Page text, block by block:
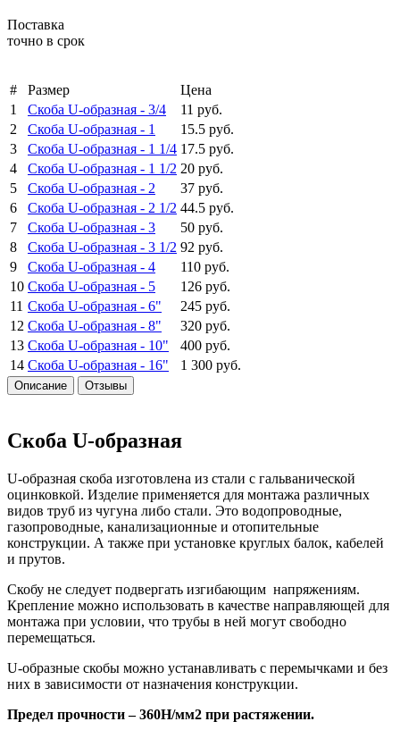
Поставка
точно в срок
# Размер
Цена
1
Скоба U-образная - 3/4
11 руб.
2
Скоба U-образная - 1
15.5 руб.
3
Скоба U-образная - 1 1/4 17.5 руб.
4
Скоба U-образная - 1 1/2 20 руб.
5
Скоба U-образная - 2
37 руб.
6
Скоба U-образная - 2 1/2 44.5 руб.
7
Скоба U-образная - 3
50 руб.
8
Скоба U-образная - 3 1/2 92 руб.
9
Скоба U-образная - 4
110 руб.
10 Скоба U-образная - 5
126 руб.
11 Скоба U-образная - 6"
245 руб.
12 Скоба U-образная - 8"
320 руб.
13 Скоба U-образная - 10"
400 руб.
14 Скоба U-образная - 16" 1 300 руб.
Описание Отзывы
Скоба U-образная
U-образная скоба изготовлена из стали с гальванической
оцинковкой. Изделие применяется для монтажа различных
видов труб из чугуна либо стали. Это водопроводные,
газопроводные, канализационные и отопительные
конструкции. А также при установке круглых балок, кабелей
и прутов.
Скобу не следует подвергать изгибающим напряжениям.
Крепление можно использовать в качестве направляющей для
монтажа при условии, что трубы в ней могут свободно
перемещаться.
U-образные скобы можно устанавливать с перемычками и без
них в зависимости от назначения конструкции.
Предел прочности – 360Н/мм2 при растяжении.